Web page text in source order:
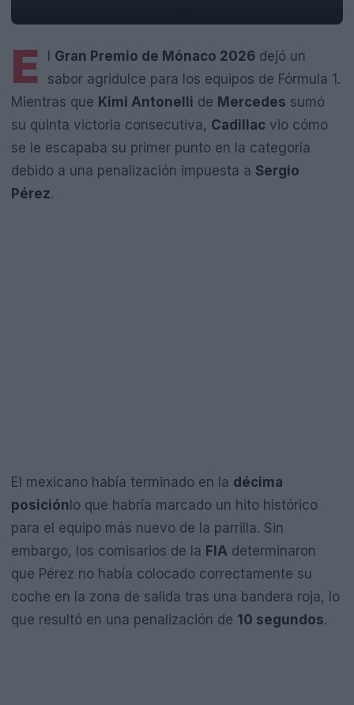
E l Gran Premio de Mónaco 2026 dejó un
sabor agridulce para los equipos de Fórmula 1.
Mientras que Kimi Antonelli de Mercedes sumó
su quinta victoria consecutiva, Cadillac vio cómo
se le escapaba su primer punto en la categoría
debido a una penalización impuesta a Sergio
Pérez.
El mexicano había terminado en la décima
posiciónlo que habría marcado un hito histórico
para el equipo más nuevo de la parrilla. Sin
embargo, los comisarios de la FIA determinaron
que Pérez no había colocado correctamente su
coche en la zona de salida tras una bandera roja, lo
que resultó en una penalización de 10 segundos.